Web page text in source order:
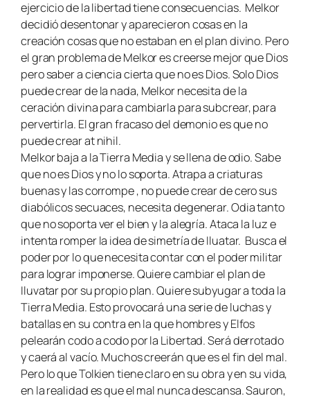
ejercicio de la libertad tiene consecuencias. Melkor
decidió desentonar y aparecieron cosas en la
creación cosas que no estaban en el plan divino. Pero
el gran problema de Melkor es creerse mejor que Dios
pero saber a ciencia cierta que no es Dios. Solo Dios
puede crear de la nada, Melkor necesita de la
ceración divina para cambiarla para subcrear, para
pervertirla. El gran fracaso del demonio es que no
puede crear at nihil.
Melkor baja a la Tierra Media y se llena de odio. Sabe
que no es Dios y no lo soporta. Atrapa a criaturas
buenas y las corrompe , no puede crear de cero sus
diabólicos secuaces, necesita degenerar. Odia tanto
que no soporta ver el bien y la alegría. Ataca la luz e
intenta romper la idea de simetría de Iluatar. Busca el
poder por lo que necesita contar con el poder militar
para lograr imponerse. Quiere cambiar el plan de
Iluvatar por su propio plan. Quiere subyugar a toda la
Tierra Media. Esto provocará una serie de luchas y
batallas en su contra en la que hombres y Elfos
pelearán codo a codo por la Libertad. Será derrotado
y caerá al vacío. Muchos creerán que es el fin del mal.
Pero lo que Tolkien tiene claro en su obra y en su vida,
en la realidad es que el mal nunca descansa. Sauron,